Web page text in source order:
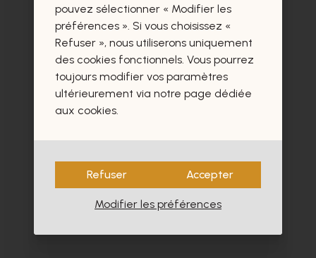
- 40%
pouvez sélectionner « Modifier les
préférences ». Si vous choisissez «
Refuser », nous utiliserons uniquement
des cookies fonctionnels. Vous pourrez
toujours modifier vos paramètres
ultérieurement via notre page dédiée
aux cookies.
Refuser Accepter
Modifier les préférences